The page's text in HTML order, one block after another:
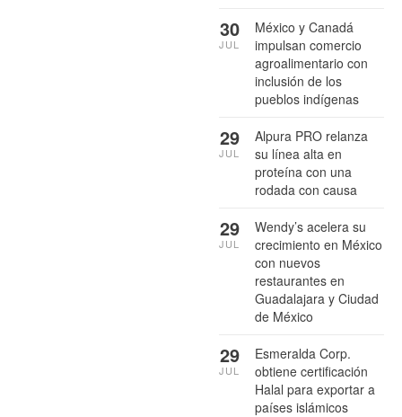
México y Canadá
impulsan comercio
agroalimentario con
inclusión de los
pueblos indígenas
30
JUL
Alpura PRO relanza
su línea alta en
proteína con una
rodada con causa
29
JUL
Wendy’s acelera su
crecimiento en México
con nuevos
restaurantes en
Guadalajara y Ciudad
de México
29
JUL
Esmeralda Corp.
obtiene certificación
Halal para exportar a
países islámicos
29
JUL